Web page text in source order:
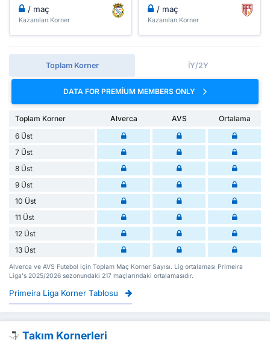
/ maç
Kazanılan Korner
/ maç
Kazanılan Korner
Toplam Korner İY/2Y
DATA FOR PREMIUM MEMBERS ONLY
Toplam Korner Alverca AVS
Ortalama
6 Üst
7 Üst
8 Üst
9 Üst
10 Üst
11 Üst
12 Üst
13 Üst
Alverca ve AVS Futebol için Toplam Maç Korner Sayısı. Lig ortalaması Primeira
Liga's 2025/2026 sezonundaki 217 maçlarındaki ortalamasıdır.
Primeira Liga Korner Tablosu
Takım Kornerleri